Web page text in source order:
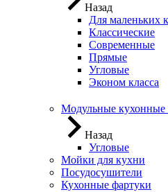
Назад
Для маленьких
Классические
Современные
Прямые
Угловые
Эконом класса
Модульные кухонные
Назад
Угловые
Мойки для кухни
Посудосушители
Кухонные фартуки